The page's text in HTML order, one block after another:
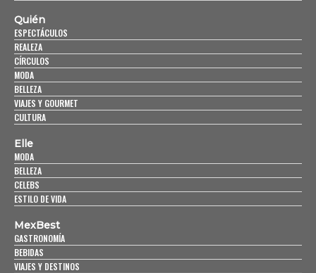
Quién
ESPECTÁCULOS
REALEZA
CÍRCULOS
MODA
BELLEZA
VIAJES Y GOURMET
CULTURA
Elle
MODA
BELLEZA
CELEBS
ESTILO DE VIDA
MexBest
GASTRONOMÍA
BEBIDAS
VIAJES Y DESTINOS